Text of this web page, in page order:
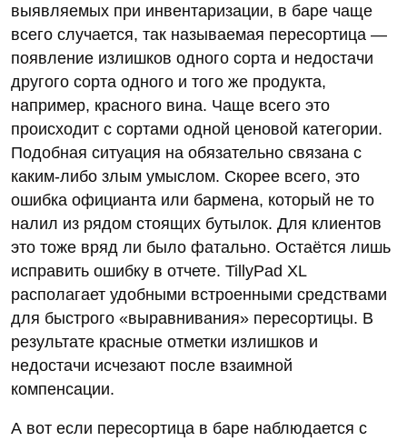
выявляемых при инвентаризации, в баре чаще
всего случается, так называемая пересортица —
появление излишков одного сорта и недостачи
другого сорта одного и того же продукта,
например, красного вина. Чаще всего это
происходит с сортами одной ценовой категории.
Подобная ситуация на обязательно связана с
каким-либо злым умыслом. Скорее всего, это
ошибка официанта или бармена, который не то
налил из рядом стоящих бутылок. Для клиентов
это тоже вряд ли было фатально. Остаётся лишь
исправить ошибку в отчете. TillyPad XL
располагает удобными встроенными средствами
для быстрого «выравнивания» пересортицы. В
результате красные отметки излишков и
недостачи исчезают после взаимной
компенсации.
А вот если пересортица в баре наблюдается с